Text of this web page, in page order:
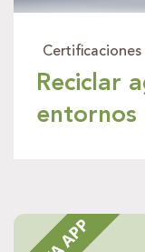
hoteles
ventaja
Certificaciones
Reciclar
entornos